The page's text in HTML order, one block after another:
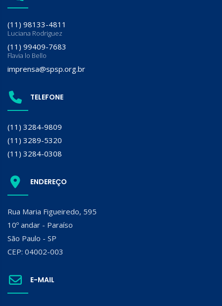
(11) 98133-4811
Luciana Rodriguez
(11) 99409-7683
Flavia lo Bello
imprensa@spsp.org.br
TELEFONE
(11) 3284-9809
(11) 3289-5320
(11) 3284-0308
ENDEREÇO
Rua Maria Figueiredo, 595
10º andar - Paraíso
São Paulo - SP
CEP: 04002-003
E-MAIL